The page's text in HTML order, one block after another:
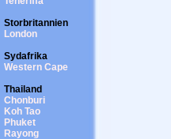
Storbritannien
London
Sydafrika
Western Cape
Thailand
Chonburi
Koh Tao
Phuket
Rayong